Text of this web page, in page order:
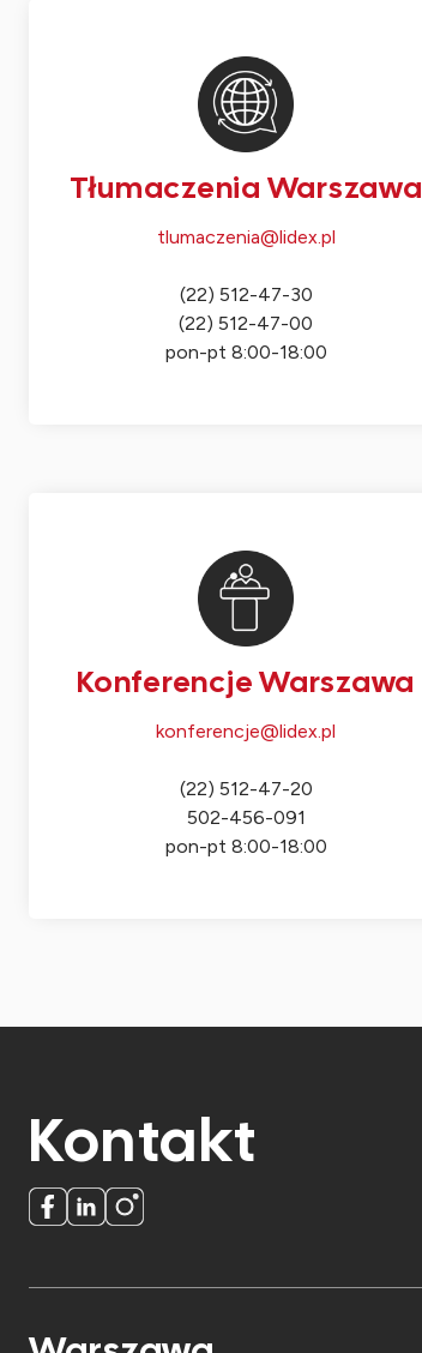
Tłumaczenia Warszawa
tlumaczenia@lidex.pl
(22) 512-47-30
(22) 512-47-00
pon-pt 8:00-18:00
Konferencje Warszawa
konferencje@lidex.pl
(22) 512-47-20
502-456-091
pon-pt 8:00-18:00
Kontakt